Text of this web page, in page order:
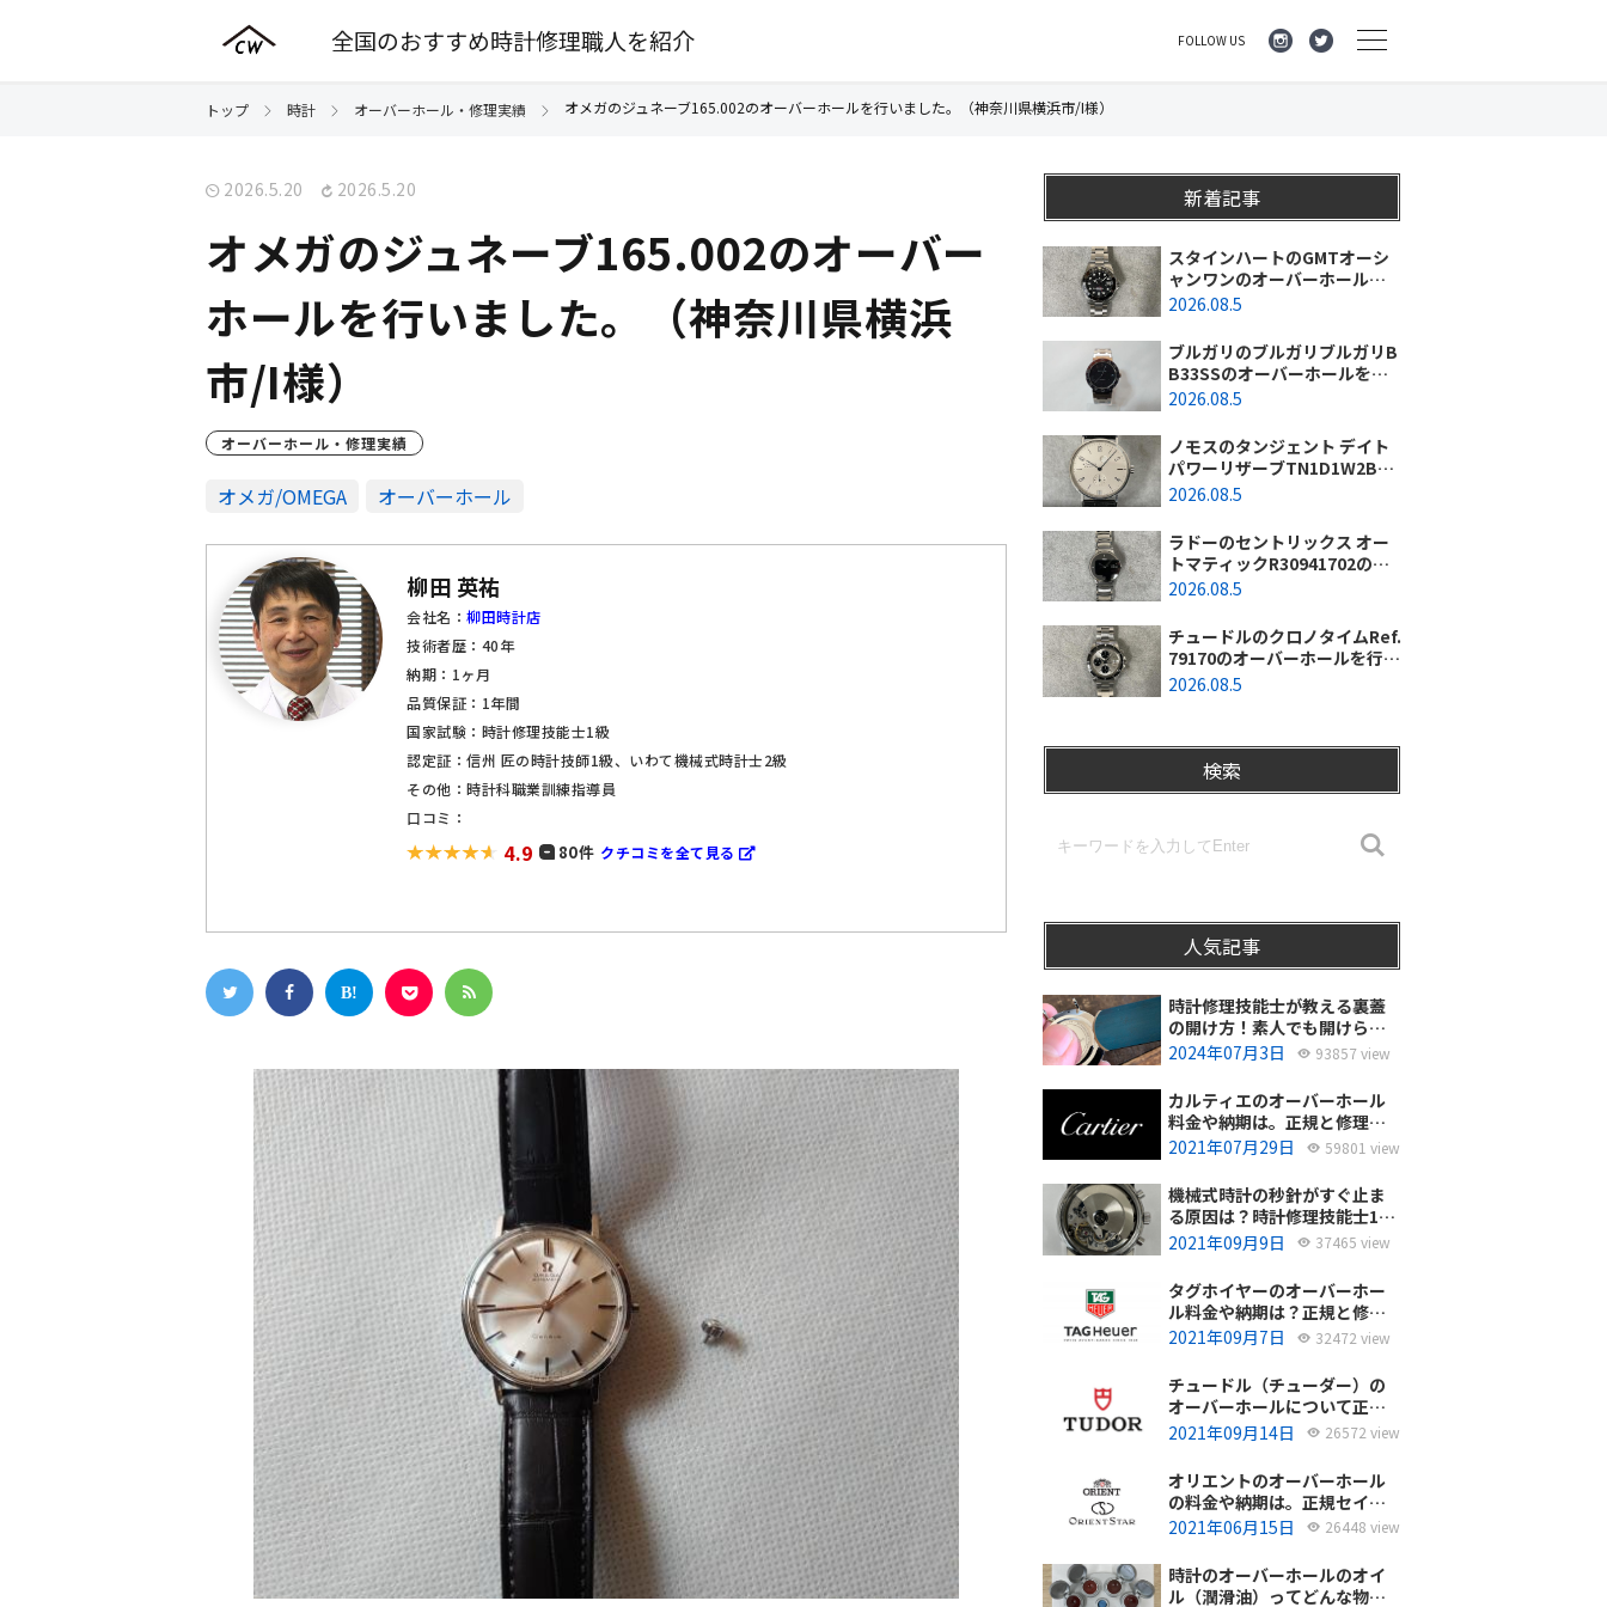
全国のおすすめ時計修理職人を紹介 FOLLOW US
トップ 時計 オーバーホール・修理実績 オメガのジュネーブ165.002のオーバーホールを行いました。（神奈川県横浜市/I様）
2026.5.20 2026.5.20
オメガのジュネーブ165.002のオーバー
ホールを行いました。（神奈川県横浜
市/I様）
オーバーホール・修理実績
オメガ/OMEGA オーバーホール
柳田 英祐
会社名： 柳田時計店
技術者歴：40年
納期：1ヶ月
品質保証：1年間
国家試験：時計修理技能士1級
認定証：信州 匠の時計技師1級、いわて機械式時計士2級
その他：時計科職業訓練指導員
口コミ：
4.9 80件 クチコミを全て見る
新着記事
スタインハートのGMTオーシ
ャンワンのオーバーホールを
行いました。（神奈川県平塚
2026.08.5
ブルガリのブルガリブルガリB
B33SSのオーバーホールを行
いました。（埼玉県所沢市/S
2026.08.5
ノモスのタンジェント デイト
パワーリザーブTN1D1W2BK
(131)のオーバーホールを行い
2026.08.5
ラドーのセントリックス オー
トマティックR30941702のオ
ーバーホールを行いました。
2026.08.5
チュードルのクロノタイムRef.
79170のオーバーホールを行い
ました。（神奈川県茅ヶ崎市/I
2026.08.5
検索
人気記事
時計修理技能士が教える裏蓋
の開け方！素人でも開けられ
る？
2024年07月3日 93857 view
カルティエのオーバーホール
料金や納期は。正規と修理専
門店の比較どちらがおすす
2021年07月29日 59801 view
機械式時計の秒針がすぐ止ま
る原因は？時計修理技能士1級
の技術者がお答えします。
2021年09月9日 37465 view
タグホイヤーのオーバーホー
ル料金や納期は？正規と修理
専門店の比較、どちらがおす
2021年09月7日 32472 view
チュードル（チューダー）の
オーバーホールについて正規
サービスと腕時計修理専門店
どっち？
2021年09月14日 26572 view
オリエントのオーバーホール
の料金や納期は。正規セイコ
ーエプソンと修理専門店の比
2021年06月15日 26448 view
時計のオーバーホールのオイ
ル（潤滑油）ってどんな物を